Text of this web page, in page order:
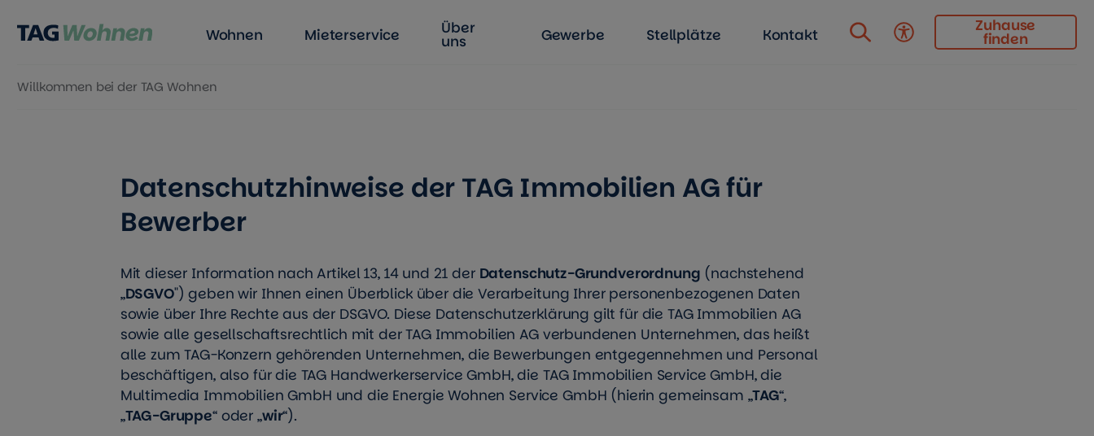
Zum Inhalt springen
Wohnen Mieterservice Über
uns Gewerbe Stellplätze Kontakt Barrierefreiheit
Zuhause
finden
Willkommen bei der TAG Wohnen
Datenschutzhinweise der TAG Immobilien AG für
Bewerber
Mit dieser Information nach Artikel 13, 14 und 21 der Datenschutz-Grundverordnung (nachstehend
„DSGVO") geben wir Ihnen einen Überblick über die Verarbeitung Ihrer personenbezogenen Daten
sowie über Ihre Rechte aus der DSGVO. Diese Datenschutzerklärung gilt für die TAG Immobilien AG
sowie alle gesellschaftsrechtlich mit der TAG Immobilien AG verbundenen Unternehmen, das heißt
alle zum TAG-Konzern gehörenden Unternehmen, die Bewerbungen entgegennehmen und Personal
beschäftigen, also für die TAG Handwerkerservice GmbH, die TAG Immobilien Service GmbH, die
Multimedia Immobilien GmbH und die Energie Wohnen Service GmbH (hierin gemeinsam „TAG“,
„TAG-Gruppe“ oder „wir“).